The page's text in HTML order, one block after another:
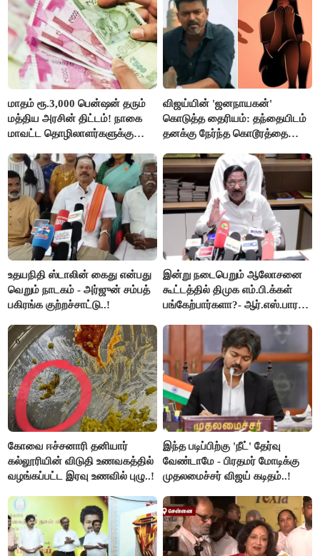
மாதம் ரூ.3,000 பென்ஷன் தரும்
மத்திய அரசின் திட்டம்! நாகை
மாவட்ட தொழிலாளர்களுக்கு
செய்தி!
விஜய்யின் 'ஜனநாயகன்'
கொடுத்த தைரியம்: தந்தையிடம்
தனக்கு நேர்ந்த கொடூரத்தை
உதயநிதி ஸ்டாலின் கைது என்பது
வெறும் நாடகம் - அர்ஜுன் சம்பத்
பகிரங்க குற்றச்சாட்டு..!
இன்று நடைபெறும் ஆலோசனை
கூட்டத்தில் திமுக எம்.பி.க்கள்
பங்கேற்பார்களா?- ஆர்.எஸ்.பாரதி
கோவை ஈச்சனாரி தனியார்
கல்லூரியின் விடுதி உணவகத்தில்
வழங்கப்பட்ட இரவு உணவில் புழு..!
இந்த படிப்பிற்கு 'நீட்' தேர்வு
வேண்டாமே - பிரதமர் மோடிக்கு
முதலமைச்சர் விஜய் கடிதம்..!